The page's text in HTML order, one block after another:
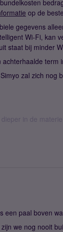
op de
gegevens
Wi-Fi, kan
staat bij minder
term
zal zich nog
in de
een paal boven
we nog nooit